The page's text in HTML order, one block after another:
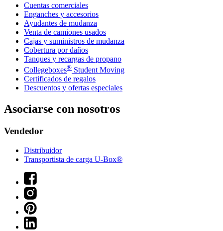
Cuentas comerciales
Enganches y accesorios
Ayudantes de mudanza
Venta de camiones usados
Cajas y suministros de mudanza
Cobertura por daños
Tanques y recargas de propano
Collegeboxes® Student Moving
Certificados de regalos
Descuentos y ofertas especiales
Asociarse con nosotros
Vendedor
Distribuidor
Transportista de carga U-Box®